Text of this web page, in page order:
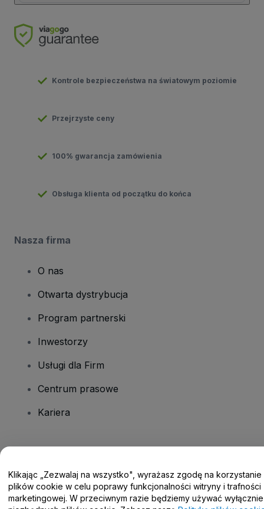
Kontrole bezpieczeństwa na światowym poziomie
Przejrzyste ceny
100% gwarancja zamówienia
Obsługa klienta od początku do końca
Nasza firma
O nas
Otwarta dystrybucja
Program partnerski
Inwestorzy
Usługi dla Firm
Centrum prasowe
Kariera
Centrum pomocy / Skontaktuj się z nami
Klikając „Zezwalaj na wszystko", wyrażasz zgodę na korzystanie
plików cookie w celu poprawy funkcjonalności witryny i trafności
marketingowej. W przeciwnym razie będziemy używać wyłącznie